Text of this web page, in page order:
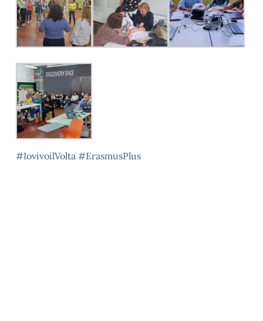
#IovivoilVolta #ErasmusPlus